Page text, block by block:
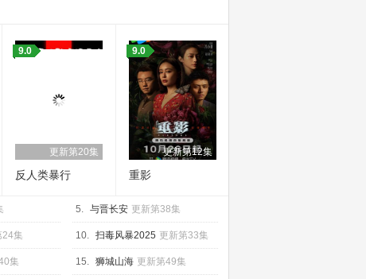
更新第20集
9.0
反人类暴行
更新第12集
9.0
重影
5. 与晋长安 更新第38集
24集 10. 扫毒风暴2025 更新第33集
集 15. 狮城山海 更新第49集